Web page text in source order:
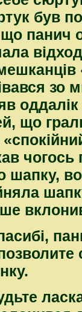
був
панич
зо
що
чогось
шапку,